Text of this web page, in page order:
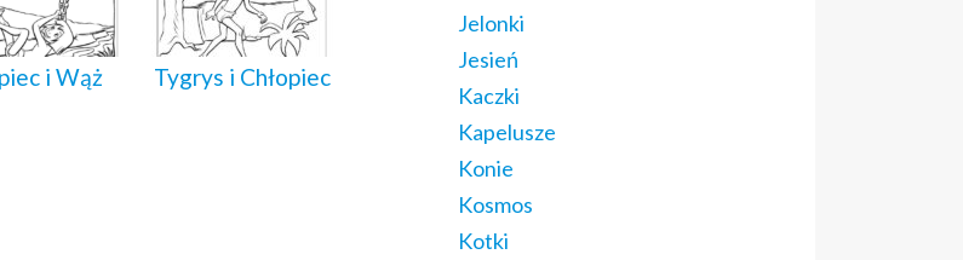
i Wąż Tygrys i Chłopiec
Jelonki
Jesień
Kaczki
Kapelusze
Konie
Kosmos
Kotki